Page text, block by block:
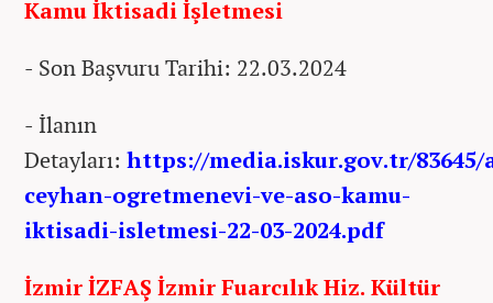
Kamu İktisadi İşletmesi
- Son Başvuru Tarihi: 22.03.2024
- İlanın
Detayları: https://media.iskur.gov.tr/83645/
ceyhan-ogretmenevi-ve-aso-kamu-
iktisadi-isletmesi-22-03-2024.pdf
İzmir İZFAŞ İzmir Fuarcılık Hiz. Kültür